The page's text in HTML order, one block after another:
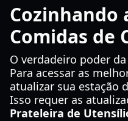
Cozinhando
Comidas de
O verdadeiro poder
Para acessar as
atualizar sua estação
Isso requer as
Prateleira de